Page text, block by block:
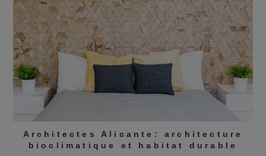
Architectes Alicante: architecture
bioclimatique et habitat durable